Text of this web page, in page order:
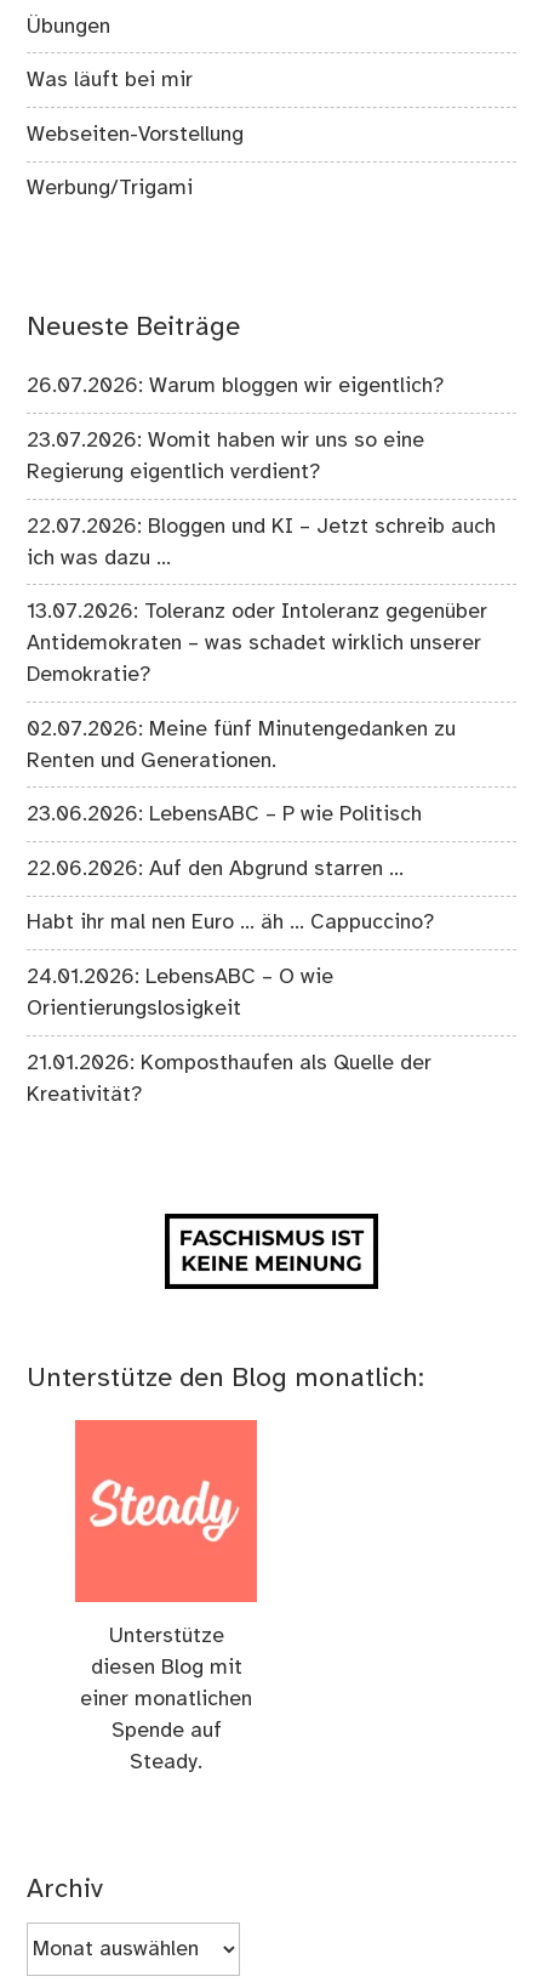
Übungen
Was läuft bei mir
Webseiten-Vorstellung
Werbung/Trigami
Neueste Beiträge
26.07.2026: Warum bloggen wir eigentlich?
23.07.2026: Womit haben wir uns so eine
Regierung eigentlich verdient?
22.07.2026: Bloggen und KI – Jetzt schreib auch
ich was dazu …
13.07.2026: Toleranz oder Intoleranz gegenüber
Antidemokraten – was schadet wirklich unserer
Demokratie?
02.07.2026: Meine fünf Minutengedanken zu
Renten und Generationen.
23.06.2026: LebensABC – P wie Politisch
22.06.2026: Auf den Abgrund starren …
Habt ihr mal nen Euro … äh … Cappuccino?
24.01.2026: LebensABC – O wie
Orientierungslosigkeit
21.01.2026: Komposthaufen als Quelle der
Kreativität?
Unterstütze den Blog monatlich:
Unterstütze
diesen Blog mit
einer monatlichen
Spende auf
Steady.
Archiv
Archiv